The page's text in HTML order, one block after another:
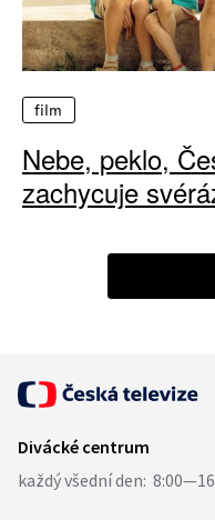
film
Nebe, peklo,
zachycuje